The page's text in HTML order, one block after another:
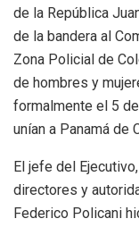
de la República
de la bandera al
Zona Policial de
de hombres y
formalmente el 5
unían a Panamá de
El jefe del
directores y
Federico Policani